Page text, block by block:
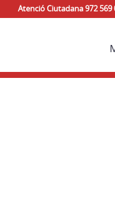
Atenció Ciutadana 972 569